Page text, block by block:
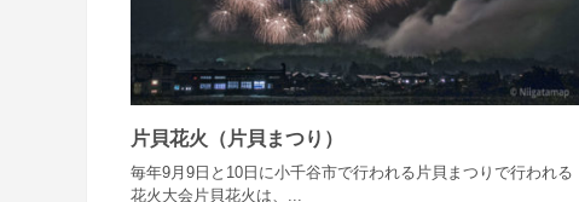
片貝花火（片貝まつり）
毎年9月9日と10日に小千谷市で行われる片貝まつりで行われる
花火大会片貝花火は、...